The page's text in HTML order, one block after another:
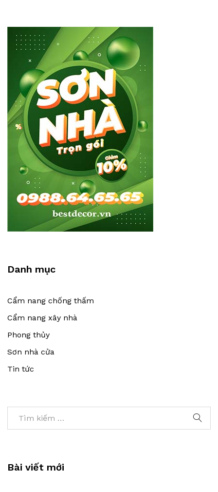
Danh mục
Cẩm nang chống thấm
Cẩm nang xây nhà
Phong thủy
Sơn nhà cửa
Tin tức
Bài viết mới